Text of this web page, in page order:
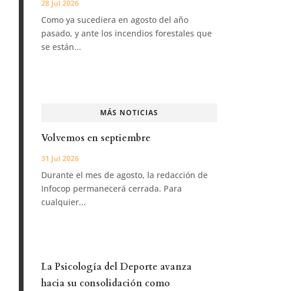
28 Jul 2026
Como ya sucediera en agosto del año
pasado, y ante los incendios forestales que
se están...
MÁS NOTICIAS
Volvemos en septiembre
31 Jul 2026
Durante el mes de agosto, la redacción de
Infocop permanecerá cerrada. Para
cualquier...
La Psicología del Deporte avanza
hacia su consolidación como